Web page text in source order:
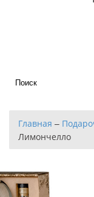
Главная –
Лимончелло